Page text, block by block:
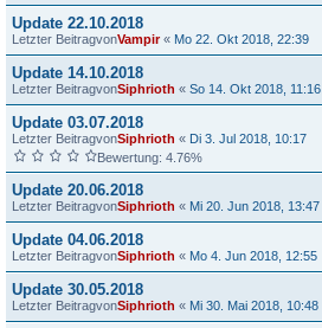
Update 22.10.2018
Letzter BeitragvonVampir« Mo 22. Okt 2018, 22:39
Update 14.10.2018
Letzter BeitragvonSiphrioth « So 14. Okt 2018, 11:16
Update 03.07.2018
Letzter BeitragvonSiphrioth « Di 3. Jul 2018, 10:17
Bewertung: 4.76%
Update 20.06.2018
Letzter BeitragvonSiphrioth « Mi 20. Jun 2018, 13:47
Update 04.06.2018
Letzter BeitragvonSiphrioth « Mo 4. Jun 2018, 12:55
Update 30.05.2018
Letzter BeitragvonSiphrioth « Mi 30. Mai 2018, 10:48